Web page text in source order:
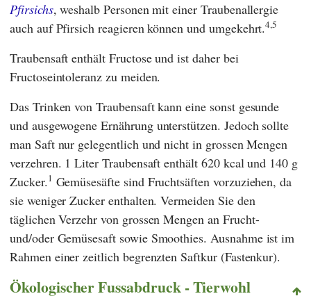
Pfirsichs, weshalb Personen mit einer Traubenallergie
auch auf Pfirsich reagieren können und umgekehrt.4,5
Traubensaft enthält Fructose und ist daher bei
Fructoseintoleranz zu meiden.
Das Trinken von Traubensaft kann eine sonst gesunde
und ausgewogene Ernährung unterstützen. Jedoch sollte
man Saft nur gelegentlich und nicht in grossen Mengen
verzehren. 1 Liter Traubensaft enthält 620 kcal und 140 g
Zucker.1 Gemüsesäfte sind Fruchtsäften vorzuziehen, da
sie weniger Zucker enthalten. Vermeiden Sie den
täglichen Verzehr von grossen Mengen an Frucht-
und/oder Gemüsesaft sowie Smoothies. Ausnahme ist im
Rahmen einer zeitlich begrenzten Saftkur (Fastenkur).
Ökologischer Fussabdruck - Tierwohl